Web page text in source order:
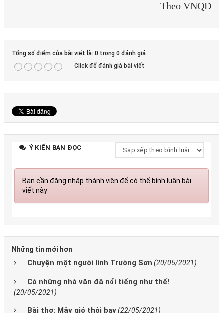
Theo VNQĐ
Tổng số điểm của bài viết là: 0 trong 0 đánh giá
Click để đánh giá bài viết
Ý KIẾN BẠN ĐỌC
Bạn cần đăng nhập thành viên để có thể bình luận bài
viết này
Những tin mới hơn
Chuyện một người lính Trường Sơn (20/05/2021)
Có những nhà văn đã nổi tiếng như thế!
(20/05/2021)
Bài thơ: Mây gió thôi bay(22/05/2021)